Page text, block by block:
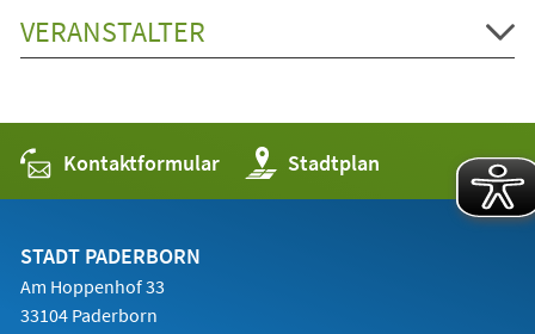
VERANSTALTER
Kontaktformular Stadtplan
(Öffnet
in
einem
STADT PADERBORN
Am Hoppenhof 33
33104 Paderborn